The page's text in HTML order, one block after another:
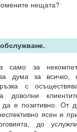
нещата?
само за
дума за всичко,
с
да е позитивно. От
ясен и
до